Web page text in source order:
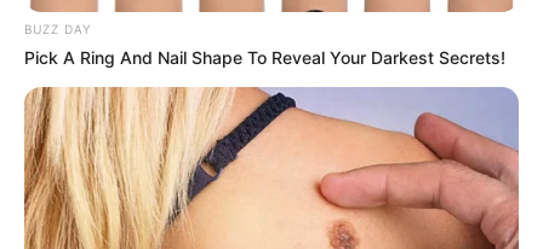
BUZZ DAY
Pick A Ring And Nail Shape To Reveal Your Darkest Secrets!